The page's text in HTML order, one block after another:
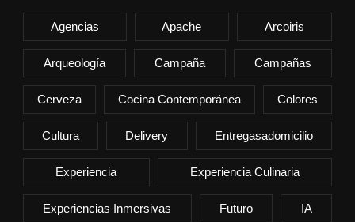
Agencias Apache Arcoiris
Arqueología Campaña Campañas
Cerveza Cocina Contemporánea Colores
Cultura Delivery Entregasadomicilio
Experiencia Experiencia Culinaria
Experiencias Inmersivas Futuro IA